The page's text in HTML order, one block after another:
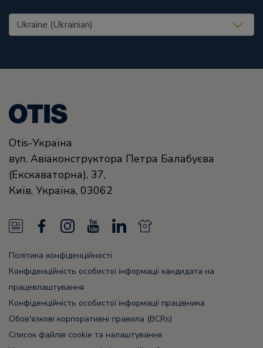
United States (EN)
Otis-Україна
вул. Авіаконструктора Петра Балабуєва
(Екскаваторна), 37,
Київ, Україна, 03062
N
e
w
s
F
e
c
e
b
o
I
s
t
a
g
u
u
b
L
n
e
d
N
w
F
e
Політика конфіденційності
Конфіденційність особистої інформації кандидата на
працевлаштування
Конфіденційність особистої інформації працівника
Обов'язкові корпоративні правила (BCRs)
Список файлів cookie та налаштування